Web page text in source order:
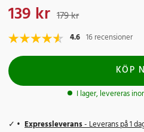
Nuvarande pris
139 kr 179 kr
4.6 16 recensioner
KÖP
I lager, levereras
Expressleverans- Leverans på 1